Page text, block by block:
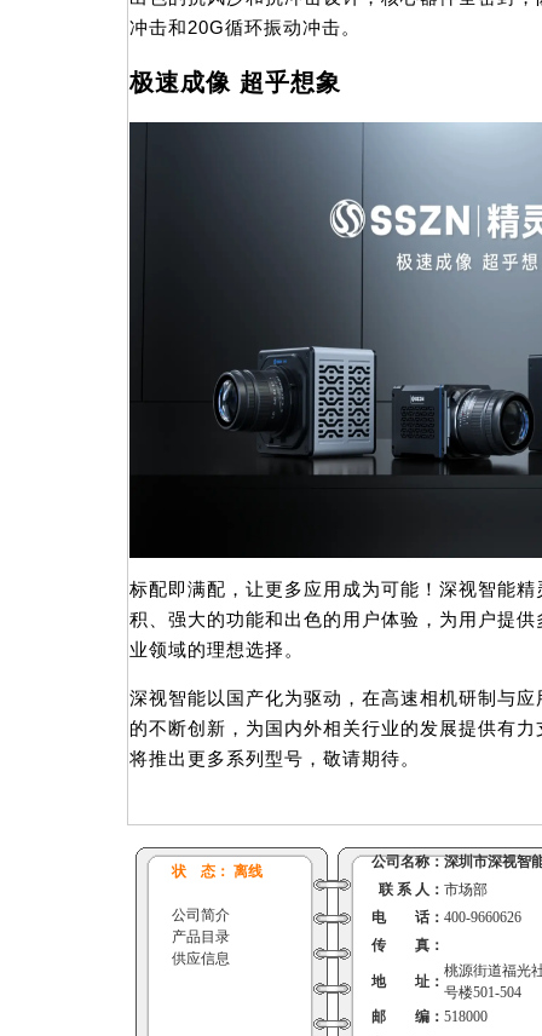
冲击和20G循环振动冲击。
极速成像 超乎想象
标配即满配，让更多应用成为可能！深视智能
积、强大的功能和出色的用户体验，为用户提
业领域的理想选择。
深视智能以国产化为驱动，在高速相机研制与
的不断创新，为国内外相关行业的发展提供有
将推出更多系列型号，敬请期待。
状 态： 离线
公司简介
产品目录
供应信息
公司名称：深圳市深视智
联 系 人： 市场部
电 话： 400-9660626
传 真：
地 址：
桃源街道福光
号楼501-504
邮 编： 518000